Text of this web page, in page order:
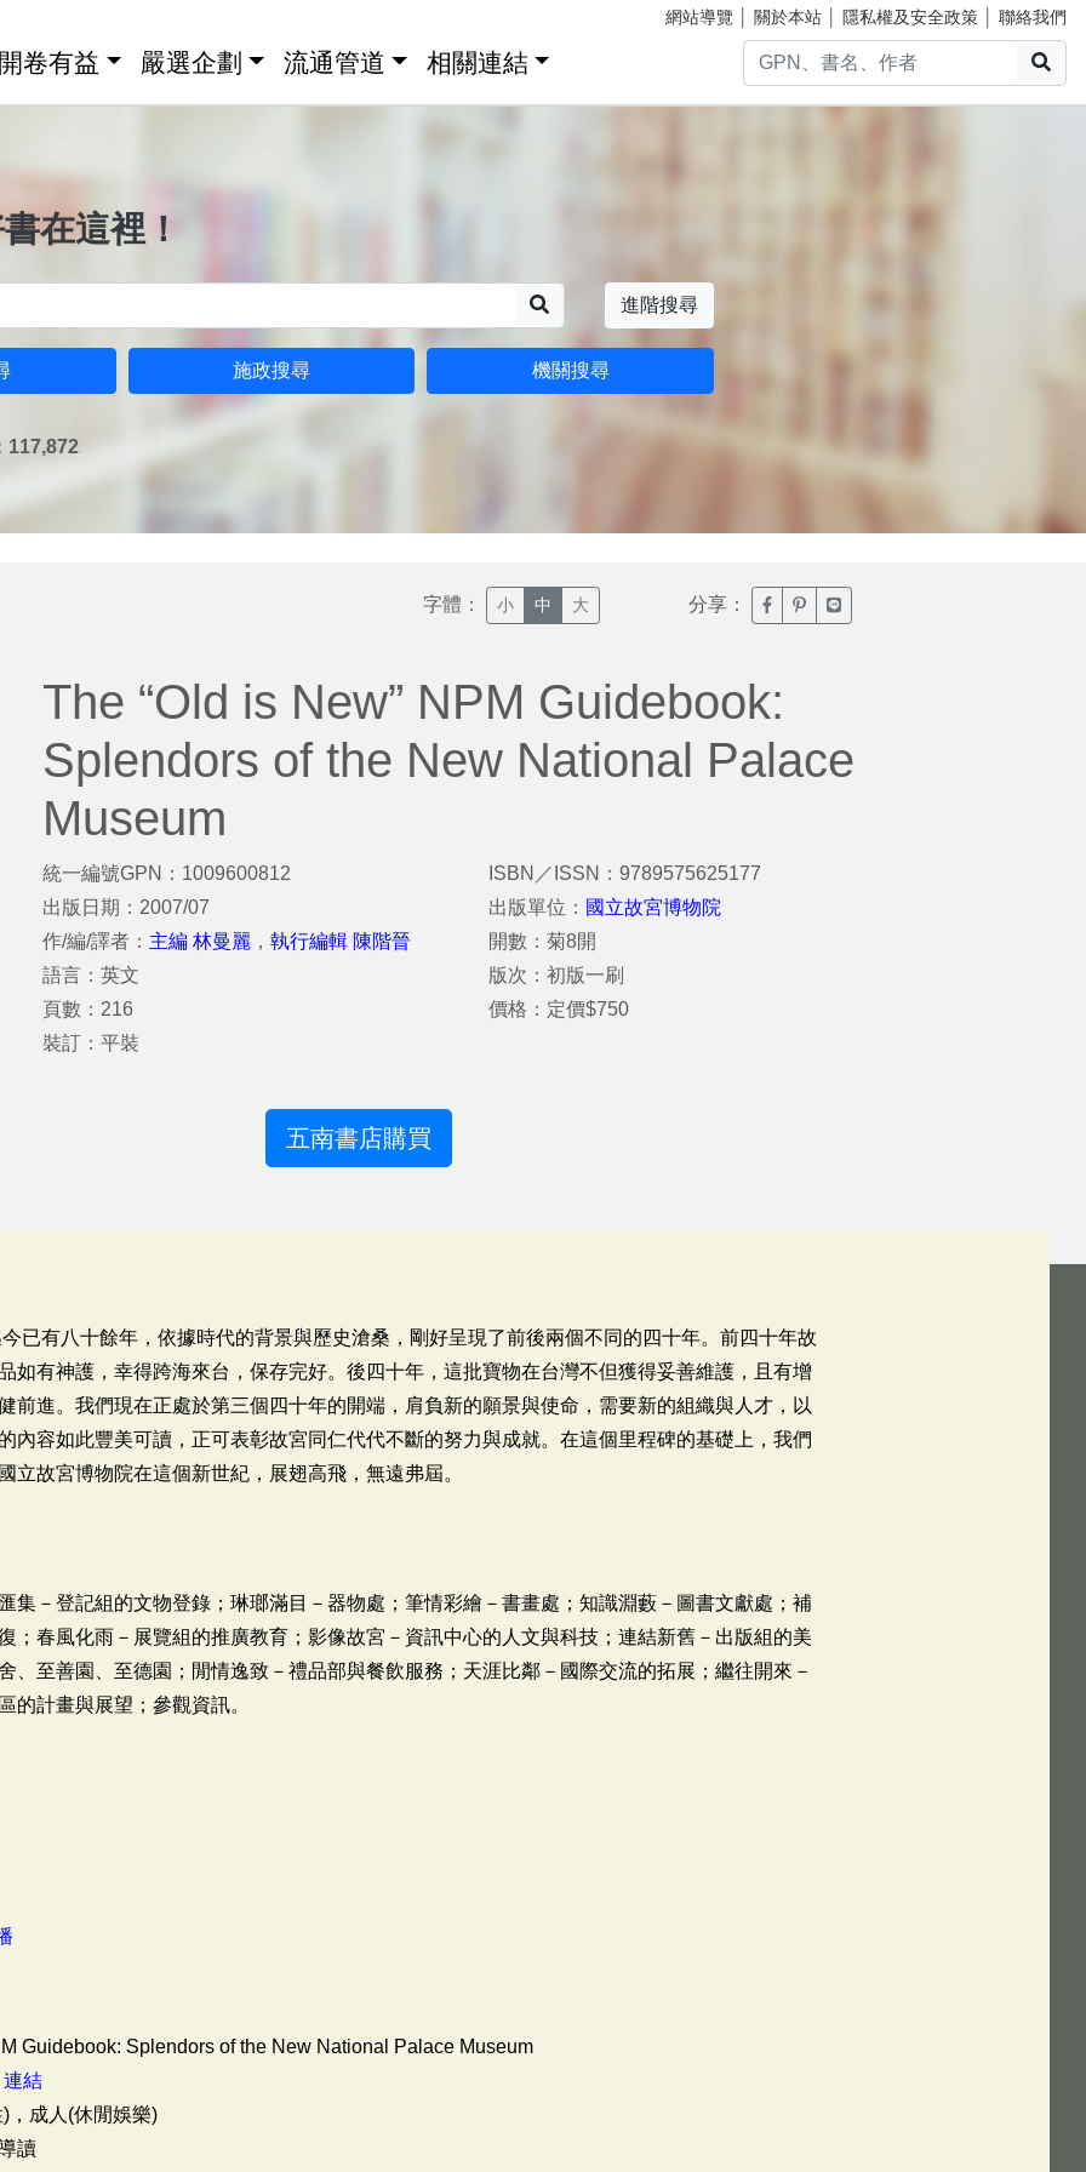
網站導覽 關於本站 隱私權及安全政策 聯絡我們
卷有益 嚴選企劃 流通管道 相關連結
在這裡！
進階搜尋
施政搜尋 機關搜尋
117,872
字體： 小 中 大 分享： 臉書分享(另開新視窗)
噗浪分享(另開新視窗)
Line分享(另開新視窗)
The “Old is New” NPM Guidebook:
Splendors of the New National Palace
Museum
統一編號GPN：1009600812
出版日期：2007/07
作/編/譯者： 主編 林曼麗 ， 執行編輯 陳階晉
語言：英文
頁數：216
裝訂：平裝
ISBN／ISSN：9789575625177
出版單位： 國立故宮博物院
開數：菊8開
版次：初版一刷
價格：定價$750
五南書店購買
已有八十餘年，依據時代的背景與歷史滄桑，剛好呈現了前後兩個不同的四十年。前四十年故
如有神護，幸得跨海來台，保存完好。後四十年，這批寶物在台灣不但獲得妥善維護，且有增
前進。我們現在正處於第三個四十年的開端，肩負新的願景與使命，需要新的組織與人才，以
內容如此豐美可讀，正可表彰故宮同仁代代不斷的努力與成就。在這個里程碑的基礎上，我們
立故宮博物院在這個新世紀，展翅高飛，無遠弗屆。
集－登記組的文物登錄；琳瑯滿目－器物處；筆情彩繪－書畫處；知識淵藪－圖書文獻處；補
；春風化雨－展覽組的推廣教育；影像故宮－資訊中心的人文與科技；連結新舊－出版組的美
、至善園、至德園；閒情逸致－禮品部與餐飲服務；天涯比鄰－國際交流的拓展；繼往開來－
的計畫與展望；參觀資訊。
Guidebook: Splendors of the New National Palace Museum
連結
，成人(休閒娛樂)
讀